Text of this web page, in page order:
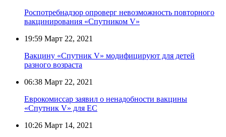
Роспотребнадзор опроверг невозможность повторного
вакцинирования «Спутником V»
19:59 Март 22, 2021
Вакцину «Спутник V» модифицируют для детей
разного возраста
06:38 Март 22, 2021
Еврокомиссар заявил о ненадобности вакцины
«Спутник V» для ЕС
10:26 Март 14, 2021